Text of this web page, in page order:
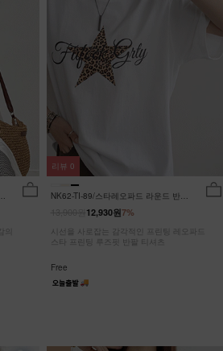
NK62-TI-89/스타레오파드 라운드 반팔
7%
12,930원
시선을 사로잡는 감각적인 프린팅 레오파드
스타 프린팅 루즈핏 반팔 티셔츠
Free
리뷰 0